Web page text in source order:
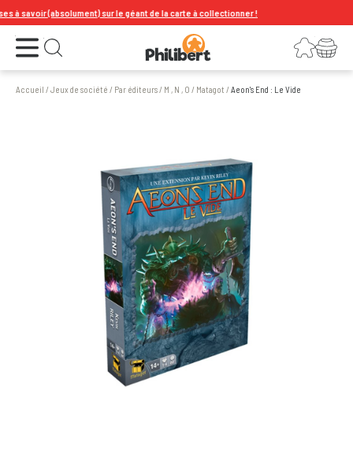
(absolument) sur le géant de la carte à collectionner !
Ouvrir le menu Ouvrir la recherche Connexion
Votre panier
Accueil /Jeux de société / Par éditeurs/ M , N , O / Matagot /Aeon's End : Le Vide